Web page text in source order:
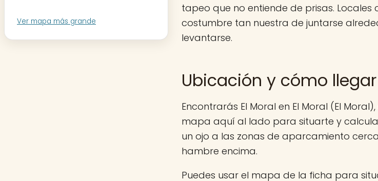
Ver mapa más grande
tapeo que no entiende de prisas. Locales
costumbre tan nuestra de juntarse
levantarse.
Ubicación y cómo llegar
Encontrarás El Moral en El Moral (El
mapa aquí al lado para situarte y
un ojo a las zonas de aparcamiento
hambre encima.
Puedes usar el mapa de la ficha para